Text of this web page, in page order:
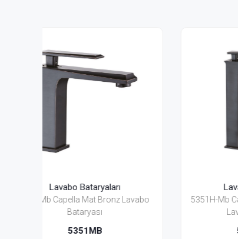
Lavabo Bataryaları
5351H-Mb Capella Mat Bronz Yüksek
Lavabo Bataryası